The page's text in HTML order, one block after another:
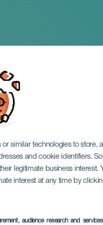
or similar technologies to store,
and cookie identifiers.
legitimate business interest.
interest at any time by
audience research and
VERGANGENE